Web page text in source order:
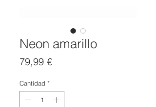
Neon amarillo
79,99 €Precio
Cantidad *